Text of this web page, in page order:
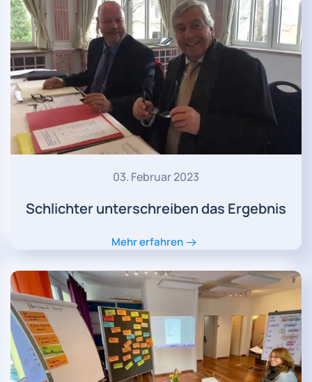
03. Februar 2023
Schlichter unterschreiben das Ergebnis
Mehr erfahren